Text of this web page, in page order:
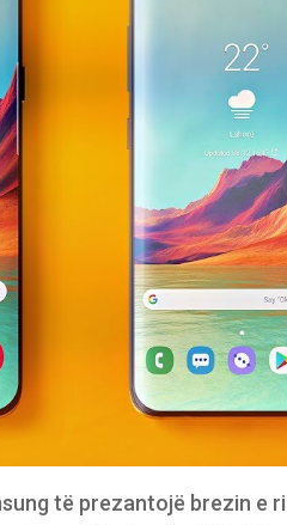
të prezantojë brezin e